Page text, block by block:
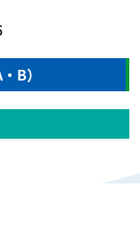
B）